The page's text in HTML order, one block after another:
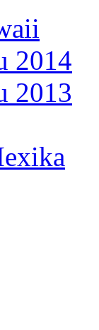
2014
2013